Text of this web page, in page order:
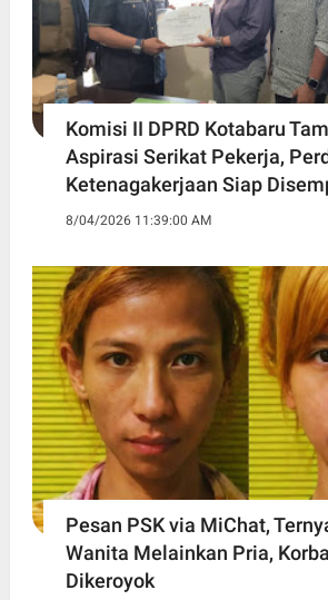
Komisi II DPRD Kotabaru
Aspirasi Serikat Pekerja,
Ketenagakerjaan Siap
8/04/2026 11:39:00 AM
Pesan PSK via MiChat,
Wanita Melainkan Pria,
Dikeroyok